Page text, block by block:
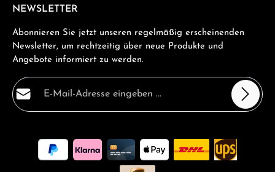
NEWSLETTER
Abonnieren Sie jetzt unseren regelmäßig erscheinenden
Newsletter, um rechtzeitig über neue Produkte und
Angebote informiert zu werden.
E-Mail-Adresse*
Ich habe die
Datenschutzbestimmungen
zur Kenntnis
genommen und dieAGBgelesen und bin mit ihnen
Pflichtfelder.